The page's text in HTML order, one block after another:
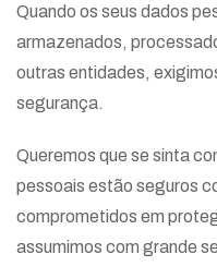
Quando os seus dados
armazenados,
outras entidades,
segurança.
Queremos que se sinta
pessoais estão seguros
comprometidos em
assumimos com grande